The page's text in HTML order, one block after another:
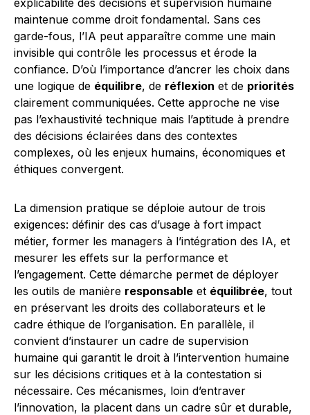
explicabilité des décisions et supervision humaine
maintenue comme droit fondamental. Sans ces
garde-fous, l’IA peut apparaître comme une main
invisible qui contrôle les processus et érode la
confiance. D’où l’importance d’ancrer les choix dans
une logique de équilibre, de réflexion et de priorités
clairement communiquées. Cette approche ne vise
pas l’exhaustivité technique mais l’aptitude à prendre
des décisions éclairées dans des contextes
complexes, où les enjeux humains, économiques et
éthiques convergent.
La dimension pratique se déploie autour de trois
exigences: définir des cas d’usage à fort impact
métier, former les managers à l’intégration des IA, et
mesurer les effets sur la performance et
l’engagement. Cette démarche permet de déployer
les outils de manière responsable et équilibrée, tout
en préservant les droits des collaborateurs et le
cadre éthique de l’organisation. En parallèle, il
convient d’instaurer un cadre de supervision
humaine qui garantit le droit à l’intervention humaine
sur les décisions critiques et à la contestation si
nécessaire. Ces mécanismes, loin d’entraver
l’innovation, la placent dans un cadre sûr et durable,